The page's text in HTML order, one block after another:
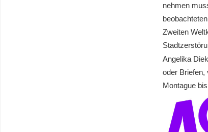
nehmen
Zweiten
Angelika
oder Briefen,
Montague